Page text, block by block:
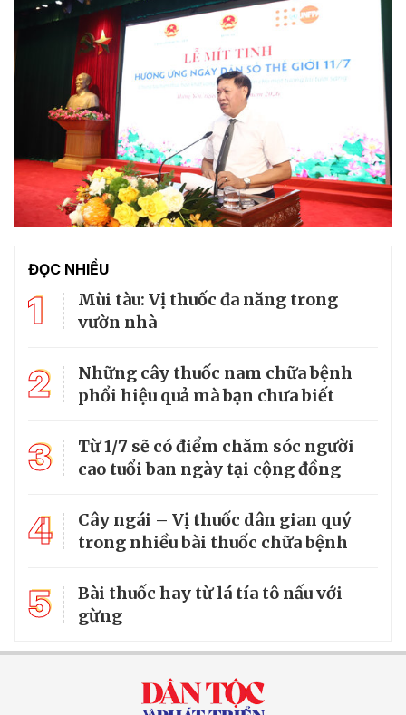
ĐỌC NHIỀU
1
Mùi tàu: Vị thuốc đa năng trong
vườn nhà
2
Những cây thuốc nam chữa bệnh
phổi hiệu quả mà bạn chưa biết
3
Từ 1/7 sẽ có điểm chăm sóc người
cao tuổi ban ngày tại cộng đồng
4
Cây ngái – Vị thuốc dân gian quý
trong nhiều bài thuốc chữa bệnh
5
Bài thuốc hay từ lá tía tô nấu với
gừng